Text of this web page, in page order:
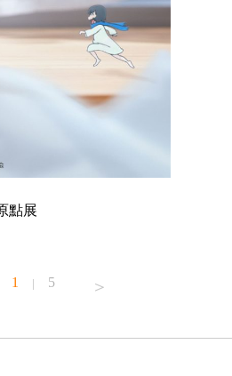
點展
1 | 5